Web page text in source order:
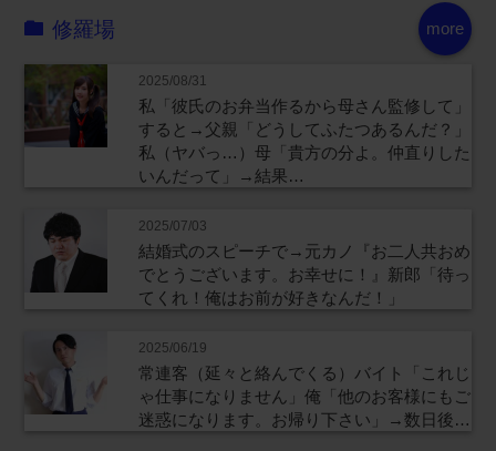
more
修羅場
2025/08/31
私「彼氏のお弁当作るから母さん監修して」
すると→父親「どうしてふたつあるんだ？」
私（ヤバっ…）母「貴方の分よ。仲直りした
いんだって」→結果…
2025/07/03
結婚式のスピーチで→元カノ『お二人共おめ
でとうございます。お幸せに！』新郎「待っ
てくれ！俺はお前が好きなんだ！」
2025/06/19
常連客（延々と絡んでくる）バイト「これじ
ゃ仕事になりません」俺「他のお客様にもご
迷惑になります。お帰り下さい」→数日後…